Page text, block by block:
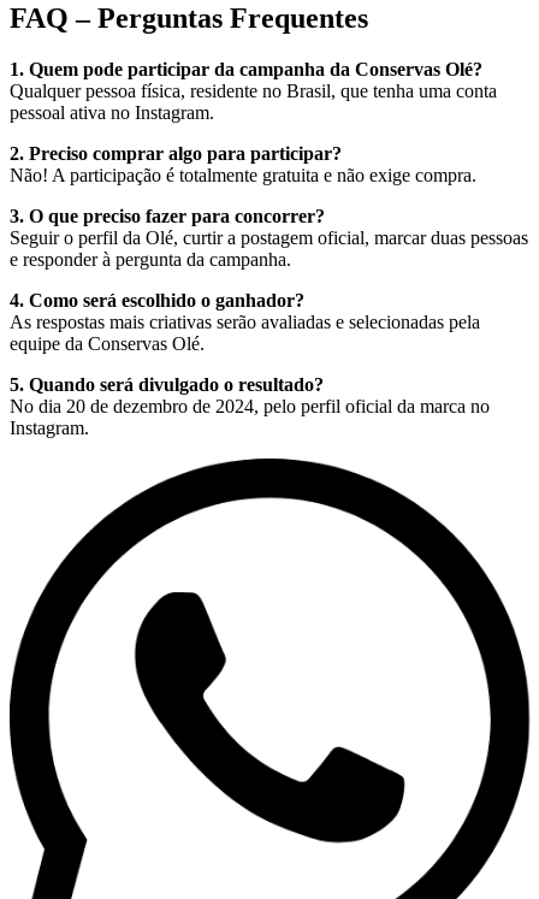
FAQ – Perguntas Frequentes
1. Quem pode participar da campanha da Conservas Olé?
Qualquer pessoa física, residente no Brasil, que tenha uma conta
pessoal ativa no Instagram.
2. Preciso comprar algo para participar?
Não! A participação é totalmente gratuita e não exige compra.
3. O que preciso fazer para concorrer?
Seguir o perfil da Olé, curtir a postagem oficial, marcar duas pessoas
e responder à pergunta da campanha.
4. Como será escolhido o ganhador?
As respostas mais criativas serão avaliadas e selecionadas pela
equipe da Conservas Olé.
5. Quando será divulgado o resultado?
No dia 20 de dezembro de 2024, pelo perfil oficial da marca no
Instagram.